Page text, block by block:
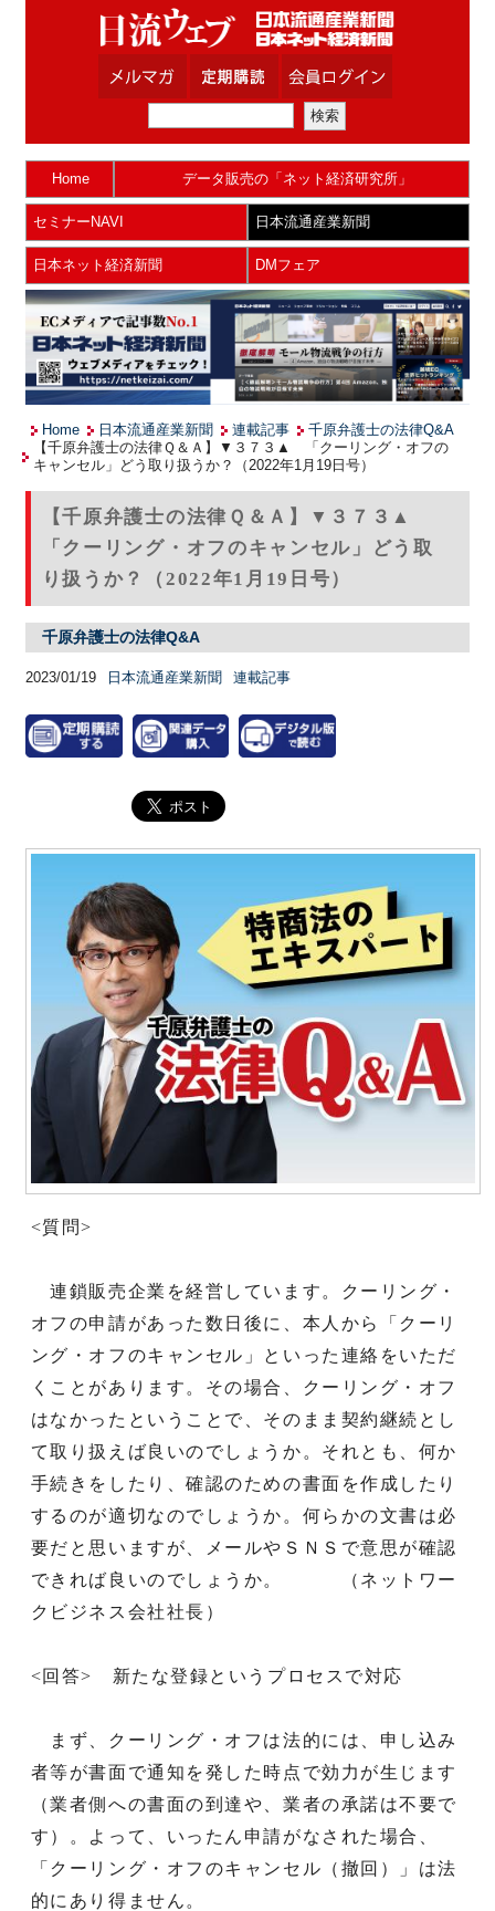
Home データ販売の「ネット経済研究所」
セミナーNAVI 日本流通産業新聞
日本ネット経済新聞 DMフェア
Home 日本流通産業新聞 連載記事
千原弁護士の法律Q&A
【千原弁護士の法律Ｑ＆Ａ】▼３７３▲ 「クーリング・オフの
キャンセル」どう取り扱うか？（2022年1月19日号）
【千原弁護士の法律Ｑ＆Ａ】▼３７３▲
「クーリング・オフのキャンセル」どう取
り扱うか？（2022年1月19日号）
千原弁護士の法律Q&A
2023/01/19 日本流通産業新聞 連載記事
<質問>
連鎖販売企業を経営しています。クーリング・
オフの申請があった数日後に、本人から「クーリ
ング・オフのキャンセル」といった連絡をいただ
くことがあります。その場合、クーリング・オフ
はなかったということで、そのまま契約継続とし
て取り扱えば良いのでしょうか。それとも、何か
手続きをしたり、確認のための書面を作成したり
するのが適切なのでしょうか。何らかの文書は必
要だと思いますが、メールやＳＮＳで意思が確認
できれば良いのでしょうか。 （ネットワー
クビジネス会社社長）
<回答> 新たな登録というプロセスで対応
まず、クーリング・オフは法的には、申し込み
者等が書面で通知を発した時点で効力が生じます
（業者側への書面の到達や、業者の承諾は不要で
す）。よって、いったん申請がなされた場合、
「クーリング・オフのキャンセル（撤回）」は法
的にあり得ません。